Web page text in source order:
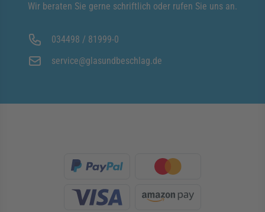
Wir beraten Sie gerne schriftlich oder rufen Sie uns an.
034498 / 81999-0
service@glasundbeschlag.de